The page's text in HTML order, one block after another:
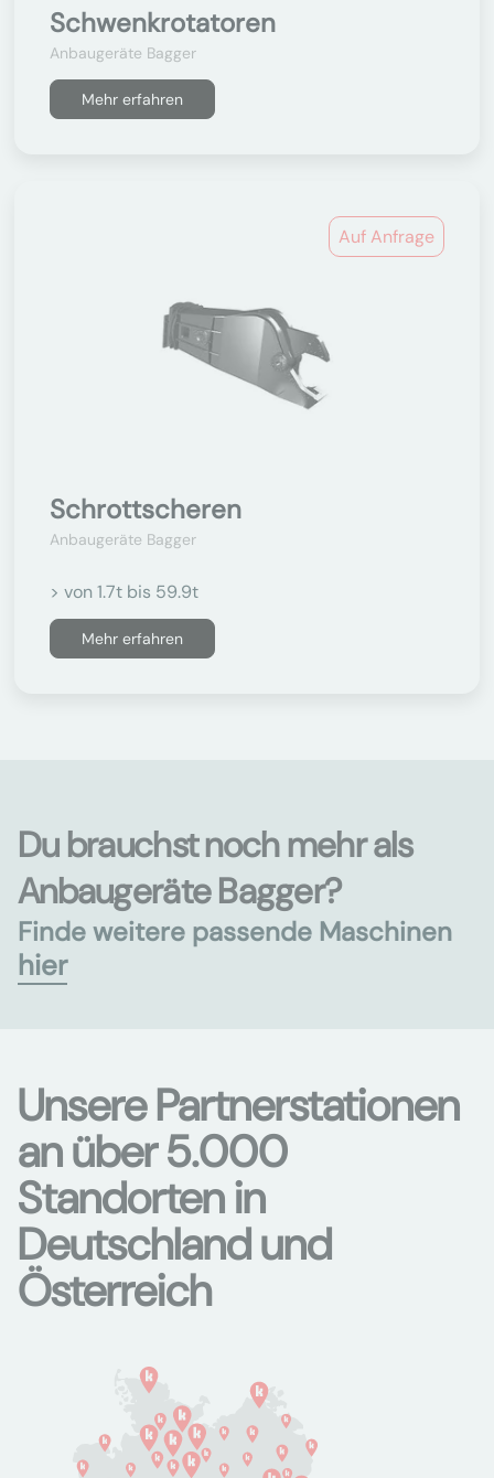
Schwenkrotatoren
Anbaugeräte Bagger
Mehr erfahren
Auf Anfrage
Schrottscheren
Anbaugeräte Bagger
> von 1.7t bis 59.9t
Mehr erfahren
Du brauchst noch mehr als
Anbaugeräte Bagger?
Finde weitere passende Maschinen
hier
Unsere Partnerstationen
an über 5.000
Standorten in
Deutschland und
Österreich